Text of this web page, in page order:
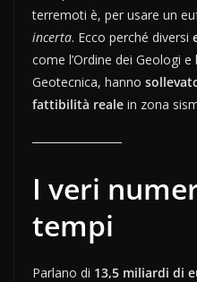
terremoti è, per usare un
incerta. Ecco perché diversi
come l’Ordine dei Geologi e
Geotecnica, hanno
fattibilità reale in zona
I veri
tempi
Parlano di 13,5 miliardi di